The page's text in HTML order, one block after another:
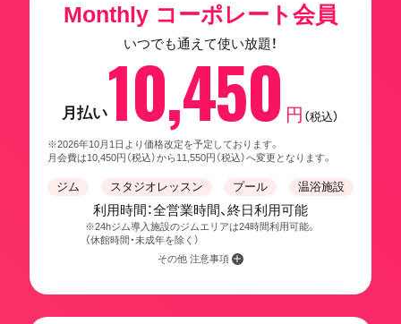
Monthly コーポレート会員
いつでも通えて使い放題！
月払い10,450 円 （税込）
※2026年10月1日より価格改定を予定しております。
月会費は10,450円（税込）から11,550円（税込）へ変更となります。
ジム スタジオレッスン プール 温浴施設
利用時間：全営業時間、終日利用可能
※24hジム導入施設のジムエリアは24時間利用可能。
（休館時間・未成年を除く）
その他 注意事項